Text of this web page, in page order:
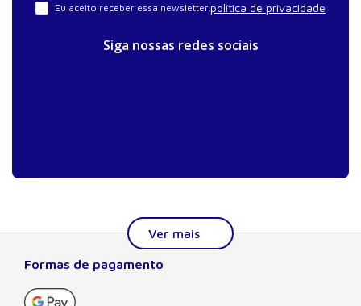
Eu aceito receber essa newsletter.política de privacidade
Siga nossas redes sociais
Formas de pagamento